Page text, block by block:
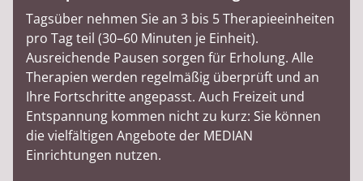
Tagsüber nehmen Sie an 3 bis 5 Therapieeinheiten
pro Tag teil (30–60 Minuten je Einheit).
Ausreichende Pausen sorgen für Erholung. Alle
Therapien werden regelmäßig überprüft und an
Ihre Fortschritte angepasst. Auch Freizeit und
Entspannung kommen nicht zu kurz: Sie können
die vielfältigen Angebote der MEDIAN
Einrichtungen nutzen.